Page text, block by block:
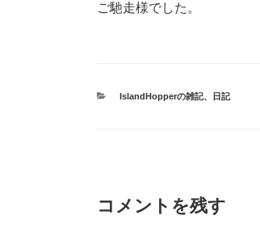
ご馳走様でした。
カIslandHopperの雑記、 日記
コメントを残す